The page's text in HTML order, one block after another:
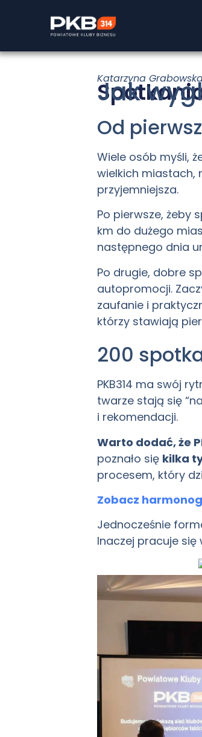
Katarzyna
Jak
Od
Wiele osób myśli,
wielkich miastach,
przyjemniejsza.
Po pierwsze, żeby
km do dużego
następnego dnia
Po drugie, dobre
autopromocji.
zaufanie i
którzy stawiają
200
PKB314 ma swój
twarze stają się
i rekomendacji.
Warto dodać, że
poznało się kilka
procesem, który
Zobacz
Jednocześnie
Inaczej pracuje